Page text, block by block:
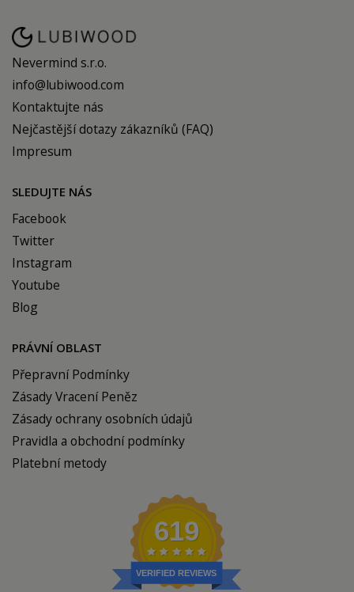
Nevermind s.r.o.
info@lubiwood.com
Kontaktujte nás
Nejčastější dotazy zákazníků (FAQ)
Impresum
SLEDUJTE NÁS
Facebook
Twitter
Instagram
Youtube
Blog
PRÁVNÍ OBLAST
Přepravní Podmínky
Zásady Vracení Peněz
Zásady ochrany osobních údajů
Pravidla a obchodní podmínky
Platební metody
619
VERIFIED REVIEWS